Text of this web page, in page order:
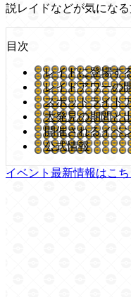
説レイドなどが気にな
目次
レイドに登場す
レイドアワーの
スポットライト
大発見の期間と
開催されるイベ
公式情報
イベント最新情報はこち